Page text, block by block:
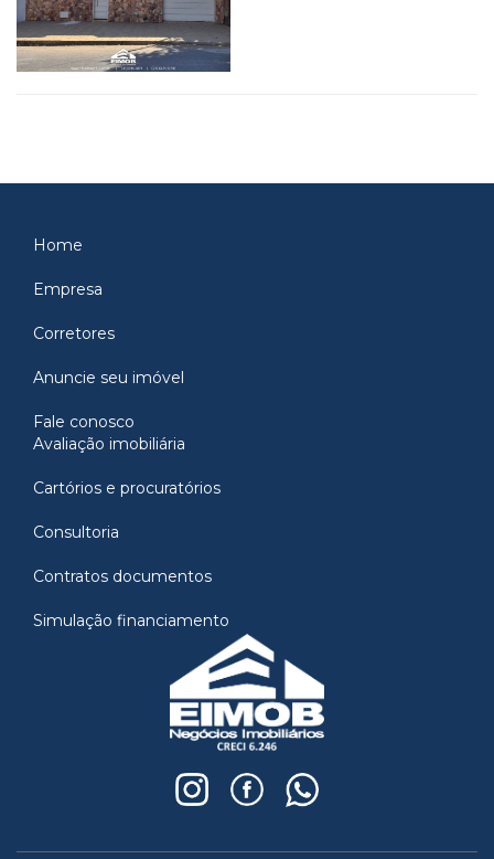
Home
Empresa
Corretores
Anuncie seu imóvel
Fale conosco
Avaliação imobiliária
Cartórios e procuratórios
Consultoria
Contratos documentos
Simulação financiamento